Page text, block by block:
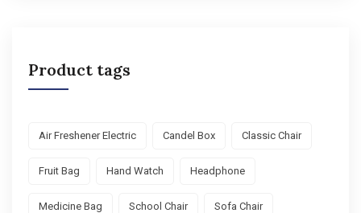
Product tags
Air Freshener Electric Candel Box Classic Chair
Fruit Bag Hand Watch Headphone
Medicine Bag School Chair Sofa Chair